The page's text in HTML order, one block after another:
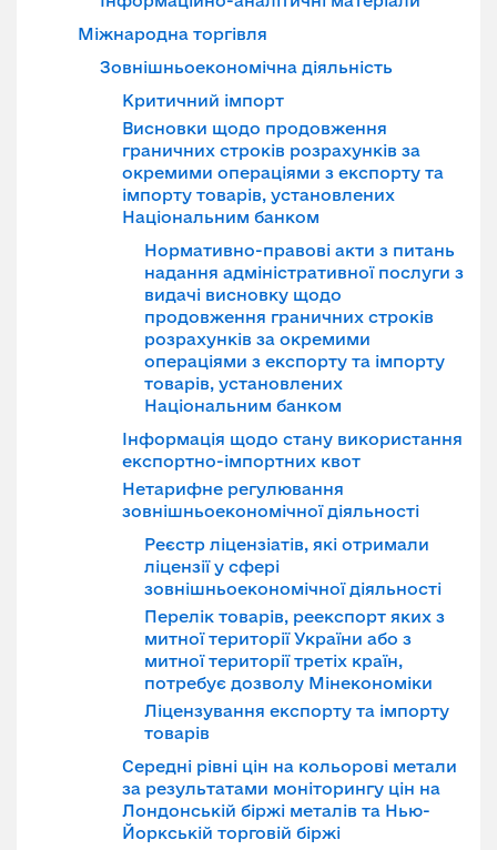
Міжнародна торгівля
Зовнішньоекономічна діяльність
Критичний імпорт
Висновки щодо продовження
граничних строків розрахунків за
окремими операціями з експорту та
імпорту товарів, установлених
Національним банком
Нормативно-правові акти з питань
надання адміністративної послуги з
видачі висновку щодо
продовження граничних строків
розрахунків за окремими
операціями з експорту та імпорту
товарів, установлених
Національним банком
Інформація щодо стану використання
експортно-імпортних квот
Нетарифне регулювання
зовнішньоекономічної діяльності
Реєстр ліцензіатів, які отримали
ліцензії у сфері
зовнішньоекономічної діяльності
Перелік товарів, реекспорт яких з
митної території України або з
митної території третіх країн,
потребує дозволу Мінекономіки
Ліцензування експорту та імпорту
товарів
Середні рівні цін на кольорові метали
за результатами моніторингу цін на
Лондонській біржі металів та Нью-
Йоркській торговій біржі